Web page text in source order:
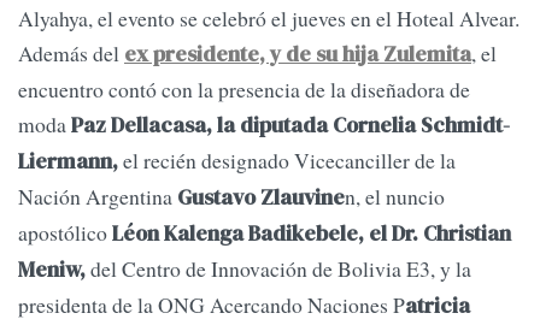
Alyahya, el evento se celebró el jueves en el Hoteal Alvear.
Además del ex presidente, y de su hija Zulemita, el
encuentro contó con la presencia de la diseñadora de
modaPaz Dellacasa, la diputada Cornelia Schmidt-
Liermann,el recién designado Vicecanciller de la
Nación Argentina Gustavo Zlauvinen, el nuncio
apostólicoLéon Kalenga Badikebele, el Dr. Christian
Meniw,del Centro de Innovación de Bolivia E3, y la
presidenta de la ONG Acercando Naciones Patricia